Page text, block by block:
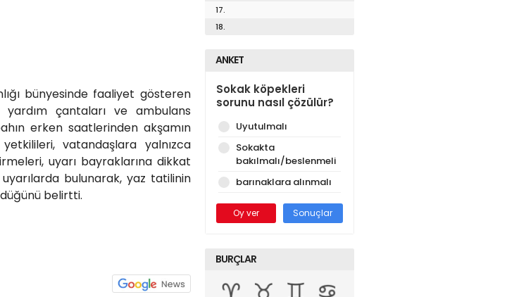
bünyesinde faaliyet gösteren
çantaları ve ambulans
erken saatlerinden akşamın
vatandaşlara yalnızca
uyarı bayraklarına dikkat
bulunarak, yaz tatilinin
belirtti.
17.
18.
ANKET
Sokak köpekleri
sorunu nasıl çözülür?
Uyutulmalı
Sokakta
bakılmalı/beslenmeli
barınaklara alınmalı
Oy ver Sonuçlar
BURÇLAR